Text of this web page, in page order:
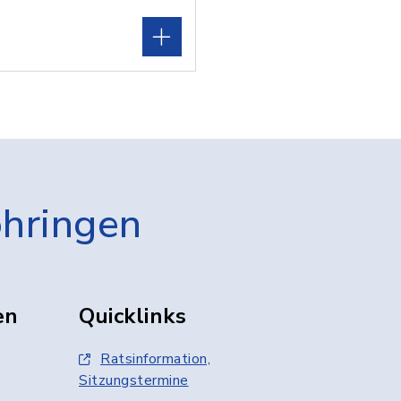
Quicklinks
Ratsinformation,
Sitzungstermine